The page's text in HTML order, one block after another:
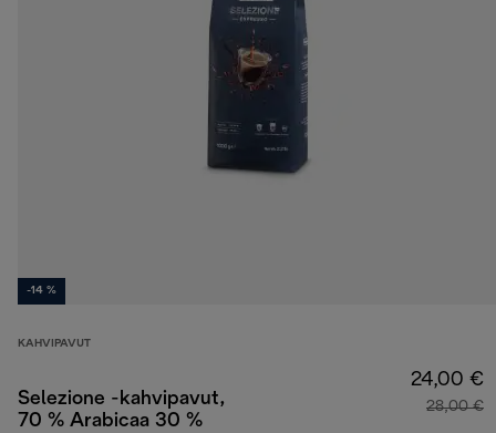
-14 %
KAHVIPAVUT
Selezione -kahvipavut,
70 % Arabicaa 30 %
24,00 €
28,00 €